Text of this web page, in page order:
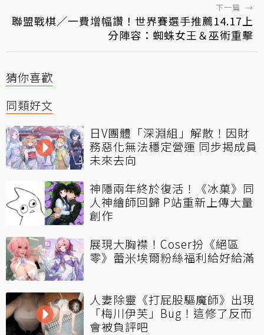
下一篇 →
聯盟戰棋／一費增幅讚！世界賽選手推薦14.17上
分陣容：蜘蛛女王＆巫術重擊
猜你喜歡
同類好文
日V團體「深淵組」解散！因財
務惡化無法穩定營運 同步揭成員
未來去向
神隱兩年終於復活！《冰菓》同
人神繪師回歸 P站重新上傳大量
創作
展現大胸襟！Coser扮《絕區
零》蕾米埃爾粉絲福利給好給滿
人妻除靈《打屁股驅魔師》出現
「梅川伊芙」Bug！這修了反而
會被負評吧